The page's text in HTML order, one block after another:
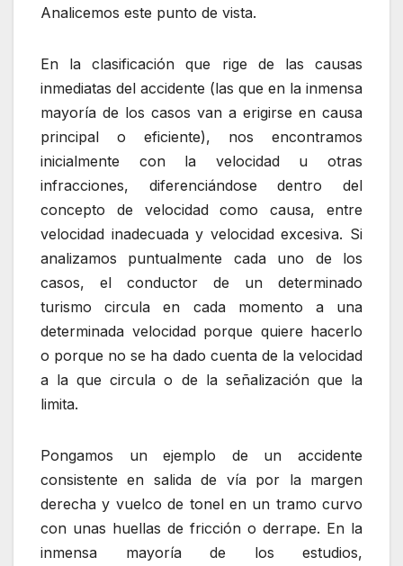
Analicemos este punto de vista.
En la clasificación que rige de las causas
inmediatas del accidente (las que en la inmensa
mayoría de los casos van a erigirse en causa
principal o eficiente), nos encontramos
inicialmente con la velocidad u otras
infracciones, diferenciándose dentro del
concepto de velocidad como causa, entre
velocidad inadecuada y velocidad excesiva. Si
analizamos puntualmente cada uno de los
casos, el conductor de un determinado
turismo circula en cada momento a una
determinada velocidad porque quiere hacerlo
o porque no se ha dado cuenta de la velocidad
a la que circula o de la señalización que la
limita.
Pongamos un ejemplo de un accidente
consistente en salida de vía por la margen
derecha y vuelco de tonel en un tramo curvo
con unas huellas de fricción o derrape. En la
inmensa mayoría de los estudios,